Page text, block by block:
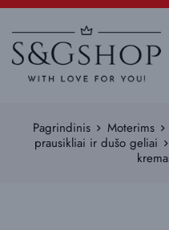
Pagrindinis Moterims
prausikliai ir dušo geliai